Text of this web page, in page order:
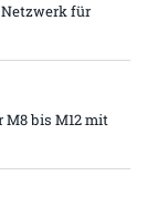
für
M8 bis M12 mit